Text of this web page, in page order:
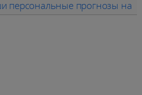
персональные прогнозы на